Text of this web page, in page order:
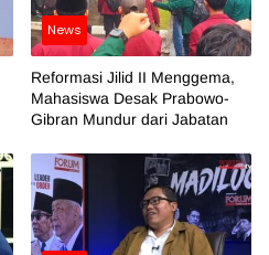
News
Reformasi Jilid II Menggema,
Mahasiswa Desak Prabowo-
Gibran Mundur dari Jabatan